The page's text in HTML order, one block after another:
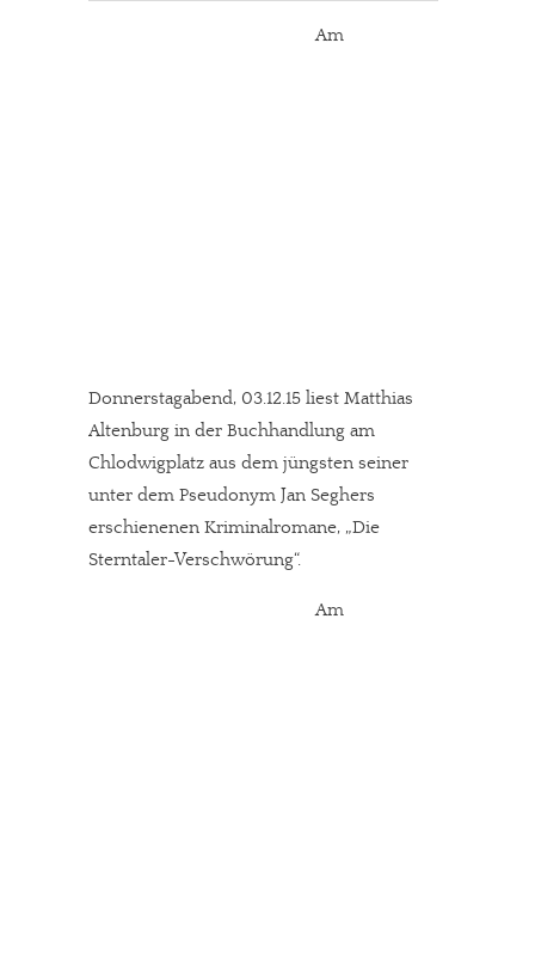
Am
Donnerstagabend, 03.12.15 liest Matthias
Altenburg in der Buchhandlung am
Chlodwigplatz aus dem jüngsten seiner
unter dem Pseudonym Jan Seghers
erschienenen Kriminalromane, „Die
Sterntaler-Verschwörung“.
Am